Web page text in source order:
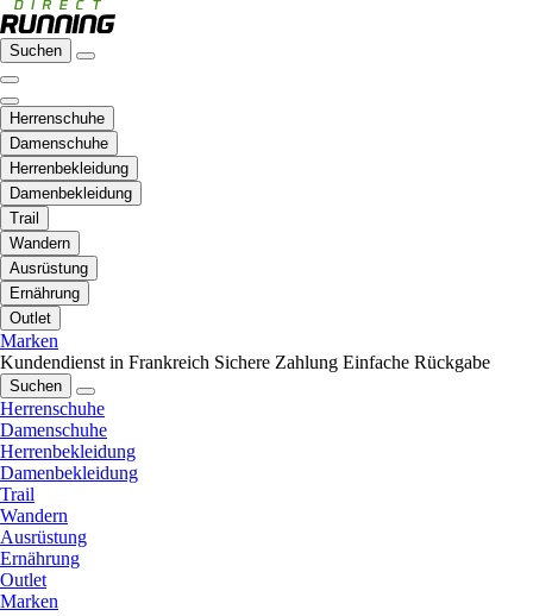
Suchen
Herrenschuhe
Damenschuhe
Herrenbekleidung
Damenbekleidung
Trail
Wandern
Ausrüstung
Ernährung
Outlet
Marken
Kundendienst in Frankreich Sichere Zahlung Einfache Rückgabe
Suchen
Herrenschuhe
Damenschuhe
Herrenbekleidung
Damenbekleidung
Trail
Wandern
Ausrüstung
Ernährung
Outlet
Marken